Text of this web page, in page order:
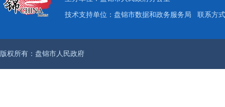
技术支持单位：盘锦市数据和政务服务局 联系方
版权所有：盘锦市人民政府